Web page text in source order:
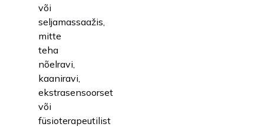
või
seljamassaažis,
mitte
teha
nõelravi,
kaaniravi,
ekstrasensoorset
või
füsioterapeutilist